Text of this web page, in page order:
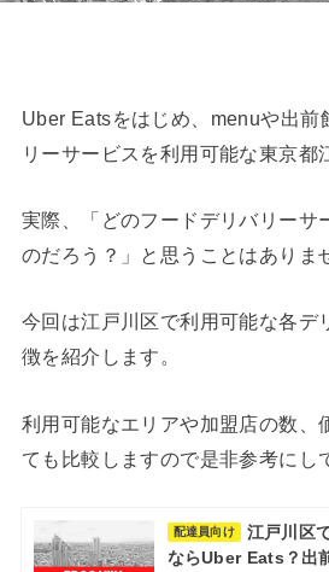
Uber Eatsをはじめ、menuや出前
リーサービスを利用可能な東京都
実際、「どのフードデリバリーサ
のだろう？」と思うことはありま
今回は江戸川区で利用可能な各デ
徴を紹介します。
利用可能なエリアや加盟店の数、
ても比較しますので是非参考にし
配達員向け
江戸川区
ならUber Eats？出